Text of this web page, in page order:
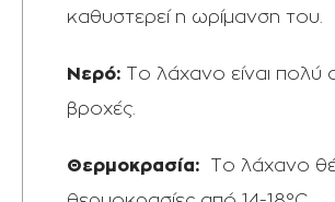
καθυστερεί η ωρίμανση του.
Νερό: Το λάχανο είναι πολύ
βροχές.
Θερμοκρασία: Το λάχανο